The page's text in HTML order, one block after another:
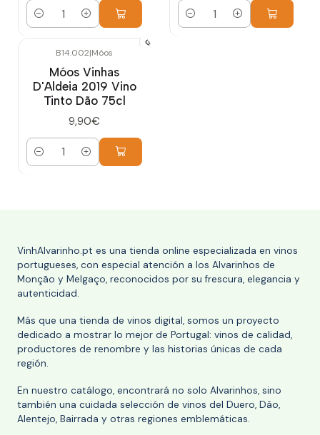
Cantidad Cantidad
B14.002|Móos
Móos Vinhas
D'Aldeia 2019 Vino
Tinto Dão 75cl
9,90€
Cantidad
VinhAlvarinho.pt es una tienda online especializada en vinos
portugueses, con especial atención a los Alvarinhos de
Monção y Melgaço, reconocidos por su frescura, elegancia y
autenticidad.
Más que una tienda de vinos digital, somos un proyecto
dedicado a mostrar lo mejor de Portugal: vinos de calidad,
productores de renombre y las historias únicas de cada
región.
En nuestro catálogo, encontrará no solo Alvarinhos, sino
también una cuidada selección de vinos del Duero, Dão,
Alentejo, Bairrada y otras regiones emblemáticas.